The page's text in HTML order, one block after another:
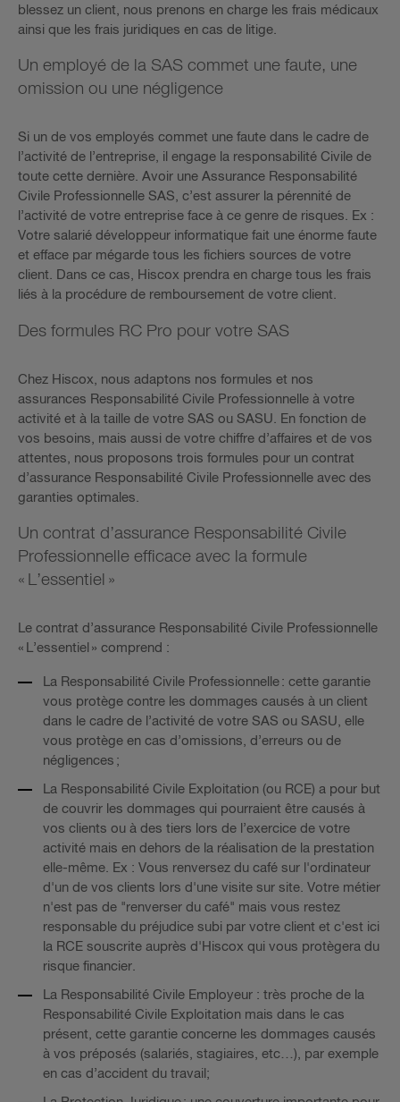
blessez un client, nous prenons en charge les frais médicaux
ainsi que les frais juridiques en cas de litige.
Un employé de la SAS commet une faute, une
omission ou une négligence
Si un de vos employés commet une faute dans le cadre de
l’activité de l’entreprise, il engage la responsabilité Civile de
toute cette dernière. Avoir une Assurance Responsabilité
Civile Professionnelle SAS, c’est assurer la pérennité de
l’activité de votre entreprise face à ce genre de risques. Ex :
Votre salarié développeur informatique fait une énorme faute
et efface par mégarde tous les fichiers sources de votre
client. Dans ce cas, Hiscox prendra en charge tous les frais
liés à la procédure de remboursement de votre client.
Des formules RC Pro pour votre SAS
Chez Hiscox, nous adaptons nos formules et nos
assurances Responsabilité Civile Professionnelle à votre
activité et à la taille de votre SAS ou SASU. En fonction de
vos besoins, mais aussi de votre chiffre d’affaires et de vos
attentes, nous proposons trois formules pour un contrat
d’assurance Responsabilité Civile Professionnelle avec des
garanties optimales.
Un contrat d’assurance Responsabilité Civile
Professionnelle efficace avec la formule
« L’essentiel »
Le contrat d’assurance Responsabilité Civile Professionnelle
« L’essentiel » comprend :
La Responsabilité Civile Professionnelle : cette garantie
vous protège contre les dommages causés à un client
dans le cadre de l’activité de votre SAS ou SASU, elle
vous protège en cas d’omissions, d’erreurs ou de
négligences ;
La Responsabilité Civile Exploitation (ou RCE) a pour but
de couvrir les dommages qui pourraient être causés à
vos clients ou à des tiers lors de l’exercice de votre
activité mais en dehors de la réalisation de la prestation
elle-même. Ex : Vous renversez du café sur l'ordinateur
d'un de vos clients lors d'une visite sur site. Votre métier
n'est pas de "renverser du café" mais vous restez
responsable du préjudice subi par votre client et c'est ici
la RCE souscrite auprès d'Hiscox qui vous protègera du
risque financier.
La Responsabilité Civile Employeur : très proche de la
Responsabilité Civile Exploitation mais dans le cas
présent, cette garantie concerne les dommages causés
à vos préposés (salariés, stagiaires, etc…), par exemple
en cas d’accident du travail;